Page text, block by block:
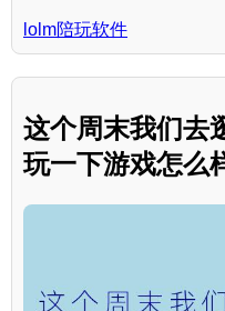
lolm陪玩软件
这个周末我们去
玩一下游戏怎么